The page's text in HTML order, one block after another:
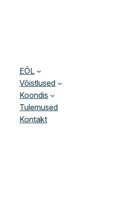
EÕL
Võistlused
Koondis
Tulemused
Kontakt